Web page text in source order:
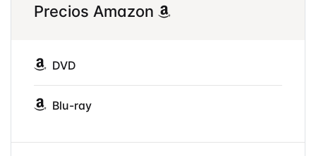
Precios Amazon
DVD
Blu-ray